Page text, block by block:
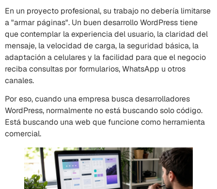
En un proyecto profesional, su trabajo no debería limitarse
a "armar páginas". Un buen desarrollo WordPress tiene
que contemplar la experiencia del usuario, la claridad del
mensaje, la velocidad de carga, la seguridad básica, la
adaptación a celulares y la facilidad para que el negocio
reciba consultas por formularios, WhatsApp u otros
canales.
Por eso, cuando una empresa busca desarrolladores
WordPress, normalmente no está buscando solo código.
Está buscando una web que funcione como herramienta
comercial.